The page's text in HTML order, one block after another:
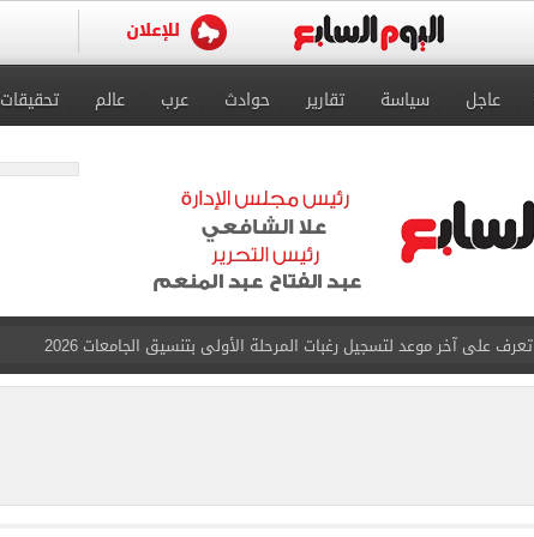
عاجل سياسة تقارير حوادث عرب عالم تحقيقات
تعرف على آخر موعد لتسجيل رغبات المرحلة الأولى بتنسيق الجامعات 2026
متى تنتهى تظلمات الثانوية العامة 2026.. والفترة المتبقية للتقديم إلكترونيا
توقعات تنسيق شبه نهائية.. القبول بكليات سياسة واقتصاد لن يقل عن 89%